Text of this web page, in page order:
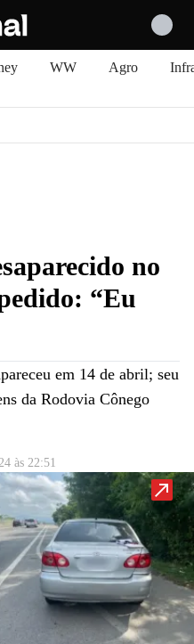
WW Agro
no
“Eu
em 14 de abril; seu
da Rodovia Cônego
às 22:51